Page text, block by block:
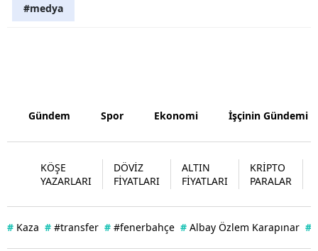
#medya
Gündem Spor Ekonomi İşçinin Gündemi
KÖŞE
YAZARLARI
DÖVİZ
FİYATLARI
ALTIN
FİYATLARI
KRİPTO
PARALAR
# Kaza # #transfer # #fenerbahçe # Albay Özlem Karapınar #